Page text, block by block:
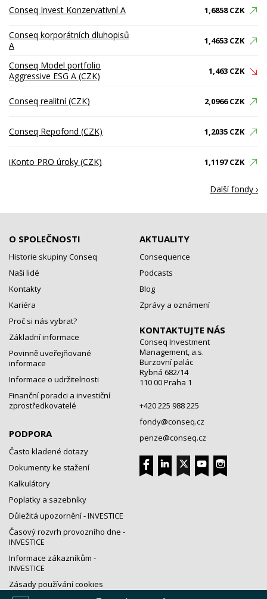
Conseq Invest Konzervativní A 1,6858 CZK
Conseq korporátních dluhopisů
A
1,4653 CZK
Conseq Model portfolio
Aggressive ESG A (CZK)
1,463 CZK
Conseq realitní (CZK) 2,0966 CZK
Conseq Repofond (CZK) 1,2035 CZK
iKonto PRO úroky (CZK) 1,1197 CZK
Další fondy ›
O SPOLEČNOSTI
Historie skupiny Conseq
Naši lidé
Kontakty
Kariéra
Proč si nás vybrat?
Základní informace
Povinně uveřejňované
informace
Informace o udržitelnosti
Finanční poradci a investiční
zprostředkovatelé
PODPORA
Často kladené dotazy
Dokumenty ke stažení
Kalkulátory
Poplatky a sazebníky
Důležitá upozornění - INVESTICE
Časový rozvrh provozního dne -
INVESTICE
Informace zákazníkům -
INVESTICE
Zásady používání cookies
AKTUALITY
Consequence
Podcasts
Blog
Zprávy a oznámení
KONTAKTUJTE NÁS
Conseq Investment
Management, a.s.
Burzovní palác
Rybná 682/14
110 00 Praha 1
+420 225 988 225
fondy@conseq.cz
penze@conseq.cz